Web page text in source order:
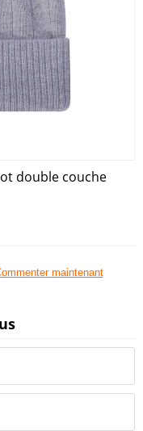
double couche
maintenant